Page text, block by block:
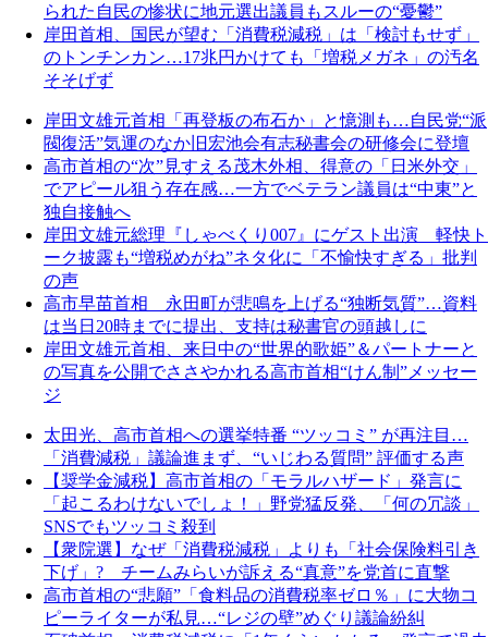
られた自民の惨状に地元選出議員もスルーの“憂鬱”
岸田首相、国民が望む「消費税減税」は「検討もせず」
のトンチンカン…17兆円かけても「増税メガネ」の汚名
そそげず
岸田文雄元首相「再登板の布石か」と憶測も…自民党“派
閥復活”気運のなか旧宏池会有志秘書会の研修会に登壇
高市首相の“次”見すえる茂木外相、得意の「日米外交」
でアピール狙う存在感…一方でベテラン議員は“中東”と
独自接触へ
岸田文雄元総理『しゃべくり007』にゲスト出演 軽快ト
ーク披露も“増税めがね”ネタ化に「不愉快すぎる」批判
の声
高市早苗首相 永田町が悲鳴を上げる“独断気質”…資料
は当日20時までに提出、支持は秘書官の頭越しに
岸田文雄元首相、来日中の“世界的歌姫”＆パートナーと
の写真を公開でささやかれる高市首相“けん制”メッセー
ジ
太田光、高市首相への選挙特番 “ツッコミ” が再注目…
「消費減税」議論進まず、“いじわる質問” 評価する声
【奨学金減税】高市首相の「モラルハザード」発言に
「起こるわけないでしょ！」野党猛反発、「何の冗談」
SNSでもツッコミ殺到
【衆院選】なぜ「消費税減税」よりも「社会保険料引き
下げ」? チームみらいが訴える“真意”を党首に直撃
高市首相の“悲願”「食料品の消費税率ゼロ％」に大物コ
ピーライターが私見…“レジの壁”めぐり議論紛糾